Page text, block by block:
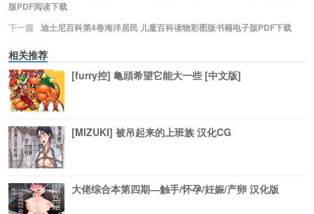
版PDF阅读下载
下一篇 迪士尼百科第4卷海洋居民 儿童百科读物彩图版书籍电子版PDF下载
相关推荐
[furry控] 亀頭希望它能大一些 [中文版]
[MIZUKI] 被吊起来的上班族 汉化CG
大佬综合本第四期―触手/怀孕/妊娠/产卵 汉化版